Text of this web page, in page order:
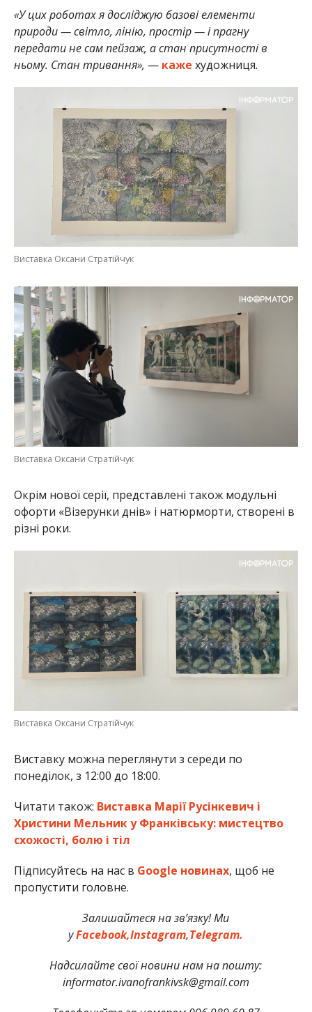
«У цих роботах я досліджую базові елементи
природи — світло, лінію, простір — і прагну
передати не сам пейзаж, а стан присутності в
ньому. Стан тривання», —каже художниця.
Виставка Оксани Стратійчук
Виставка Оксани Стратійчук
Окрім нової серії, представлені також модульні
офорти «Візерунки днів» і натюрморти, створені в
різні роки.
Виставка Оксани Стратійчук
Виставку можна переглянути з середи по
понеділок, з 12:00 до 18:00.
Читати також: Виставка Марії Русінкевич і
Христини Мельник у Франківську: мистецтво
схожості, болю і тіл
Підписуйтесь на нас в Google новинах, щоб не
пропустити головне.
Залишайтеся на зв’язку! Ми
уFacebook,Instagram,Telegram.
Надсилайте свої новини нам на пошту:
informator.ivanofrankivsk@gmail.com